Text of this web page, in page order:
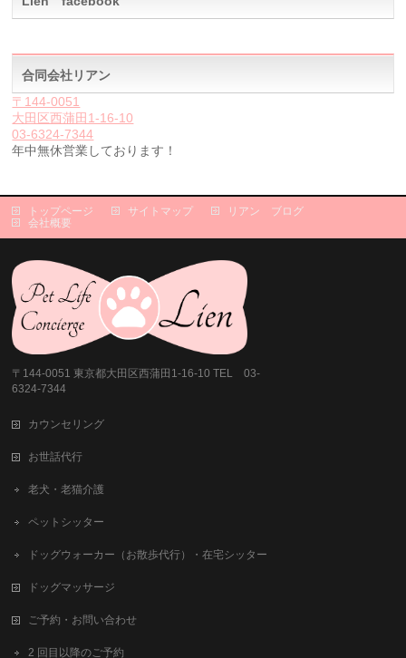
合同会社リアン
〒144-0051
大田区西蒲田1-16-10
03-6324-7344
年中無休営業しております！
トップページ サイトマップ
リアン ブログ
会社概要
〒144-0051 東京都大田区西蒲田1-16-10 TEL 03-
6324-7344
カウンセリング
お世話代行
老犬・老猫介護
ペットシッター
ドッグウォーカー（お散歩代行）・在宅シッター
ドッグマッサージ
ご予約・お問い合わせ
2 回目以降のご予約